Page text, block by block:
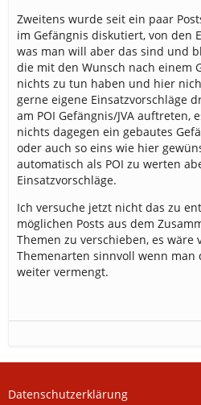
Zweitens wurde seit ein paar
im Gefängnis diskutiert, von den
was man will aber das sind und
die mit den Wunsch nach einem
nichts zu tun haben und hier
gerne eigene Einsatzvorschläge
am POI Gefängnis/JVA auftreten,
nichts dagegen ein gebautes
oder auch so eins wie hier
automatisch als POI zu werten
Einsatzvorschläge.
Ich versuche jetzt nicht das zu
möglichen Posts aus dem
Themen zu verschieben, es
Themenarten sinnvoll wenn
weiter vermengt.
Datenschutzerklärung